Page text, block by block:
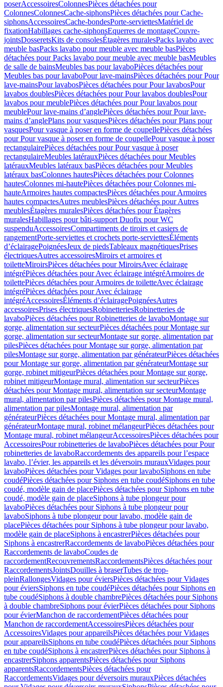
poserAccessoiresColonnesPièces détachées pour
ColonnesColonnesCache-siphonsPièces détachées pour Cache-
siphonsAccessoiresCache-bondesPorte-serviettesMatériel de
fixationHabillages cache-siphonsEquerres de montageCouvre-
jointsDosseretsKits de consolesÉtagères muralesPacks lavabo avec
meuble basPacks lavabo pour meuble avec meuble basPièces
détachées pour Packs lavabo pour meuble avec meuble basMeubles
de salle de bainsMeubles bas pour lavaboPièces détachées pour
Meubles bas pour lavaboPour lave-mainsPièces détachées pour Pour
lave-mainsPour lavabosPièces détachées pour Pour lavabosPour
lavabos doublesPièces détachées pour Pour lavabos doublesPour
lavabos pour meublePièces détachées pour Pour lavabos pour
meublePour lave-mains d’anglePièces détachées pour Pour lave-
mains d’anglePlans pour vasquesPièces détachées pour Plans pour
vasquesPour vasque à poser en forme de coupellePièces détachées
pour Pour vasque à poser en forme de coupellePour vasque à poser
rectangulairePièces détachées pour Pour vasque à poser
rectangulaireMeubles latérauxPièces détachées pour Meubles
latérauxMeubles latéraux basPièces détachées pour Meubles
latéraux basColonnes hautesPièces détachées pour Colonnes
hautesColonnes mi-hautePièces détachées pour Colonnes mi-
hauteArmoires hautes compactesPièces détachées pour Armoires
hautes compactesAutres meublesPièces détachées pour Autres
meublesÉtagères muralesPièces détachées pour Étagères
muralesHabillages pour bâti-support Duofix pour WC
suspenduAccessoiresCompartiments de tiroirs et casiers de
rangementPorte-serviettes et crochets porte-serviettesÉléments
d’éclairagePoignéesJeux de piedsTableaux magnétiquesPrises
électriquesAutres accessoiresMiroirs et armoires et
toiletteMiroirsPièces détachées pour MiroirsAvec éclairage
intégréPièces détachées pour Avec éclairage intégréArmoires de
toilettePièces détachées pour Armoires de toiletteAvec éclairage
intégréPièces détachées pour Avec éclairage
intégréAccessoiresÉléments d’éclairagePoignéesAutres
accessoiresPrises électriquesRobinetteriesRobinetteries de
lavaboPièces détachées pour Robinetteries de lavaboMontage sur
gorge, alimentation sur secteurPièces détachées pour Montage sur
gorge, alimentation sur secteurMontage sur gorge, alimentation par
pilesPièces détachées pour Montage sur gorge, alimentation par
pilesMontage sur gorge, alimentation par générateurPièces détachées
pour Montage sur gorge, alimentation par générateurMontage sur
gorge, robinet mitigeurPièces détachées pour Montage sur gorge,
robinet mitigeurMontage mural, alimentation sur secteurPièces
détachées pour Montage mural, alimentation sur secteurMontage
mural, alimentation par pilesPièces détachées pour Montage mural,
alimentation par pilesMontage mural, alimentation par
générateurPièces détachées pour Montage mural, alimentation par
générateurMontage mural, robinet mélangeurPièces détachées pour
Montage mural, robinet mélangeurAccessoiresPièces détachées pour
AccessoiresPour robinetteries de lavaboPièces détachées pour Pour
robinetteries de lavaboRaccordements des appareils pour l’espace
lavabo, l’évier, les appareils et les déversoirs murauxVidages pour
lavaboPièces détachées pour Vidages pour lavaboSiphons en tube
coudéPièces détachées pour Siphons en tube coudéSiphons en tube
coudé, modèle gain de placePièces détachées pour Siphons en tube
coudé, modèle gain de placeSiphons à tube plongeur pour
lavaboPièces détachées pour Siphons à tube plongeur pour
lavaboSiphons à tube plongeur pour lavabo, modèle gain de
placePièces détachées pour Siphons à tube plongeur pour lavabo,
modèle gain de placeSiphons à encastrerPièces détachées pour
Siphons à encastrerRaccordements de lavaboPièces détachées pour
Raccordements de lavaboCoudes de
raccordementRecouvrementsRaccordementsPièces détachées pour
RaccordementsJointsDouilles à braserTubes de trop-
pleinRallongesVidages pour éviersPièces détachées pour Vidages
pour éviersSiphons en tube coudéPièces détachées pour Siphons en
tube coudéSiphons à double chambrePièces détachées pour Siphons
à double chambreSiphons pour évierPièces détachées pour Siphons
pour évierManchon de raccordementPièces détachées pour
Manchon de raccordementAccessoiresPièces détachées pour
AccessoiresVidages pour appareilsPièces détachées pour Vidages
pour appareilsSiphons en tube coudéPièces détachées pour Siphons
en tube coudéSiphons à encastrerPièces détachées pour Siphons à
encastrerSiphons apparentsPièces détachées pour Siphons
apparentsRaccordementsPièces détachées pour
RaccordementsVidages pour déversoirs murauxPièces détachées